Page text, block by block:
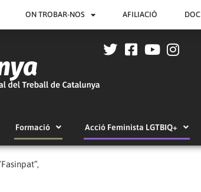
ON TROBAR-NOS AFILIACIÓ
Formació Acció Feminista LGTBIQ+